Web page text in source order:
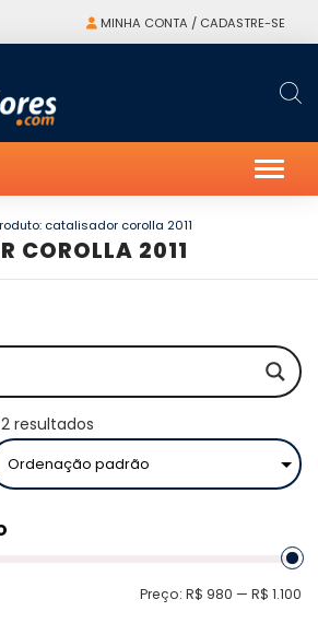
MINHA CONTA / CADASTRE-SE
catalisador corolla 2011
COROLLA 2011
resultados
Preço: R$ 980 — R$ 1.100